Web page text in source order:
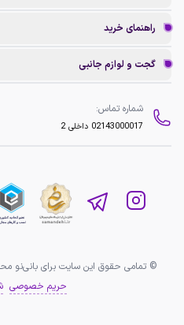
راهنمای خرید
گجت و لوازم جانبی
شماره تماس:
02143000017 داخلی 2
© تمامی حقوق این سایت برای بانی‌نو
حریم خصوصی